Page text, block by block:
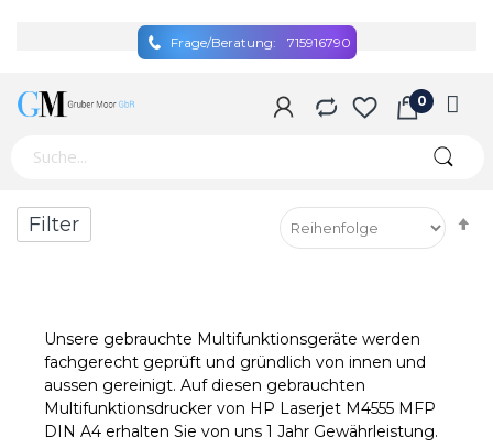
Frage/Beratung: 715916790
Unsere gebrauchte Multifunktionsgeräte werden
fachgerecht geprüft und gründlich von innen und
aussen gereinigt. Auf diesen gebrauchten
Multifunktionsdrucker von HP Laserjet M4555 MFP
DIN A4 erhalten Sie von uns 1 Jahr Gewährleistung.
Filter